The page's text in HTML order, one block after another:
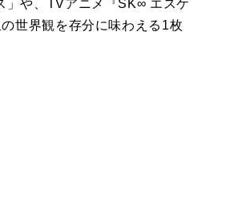
」や、TVアニメ『SK∞ エスケ
世界観を存分に味わえる1枚